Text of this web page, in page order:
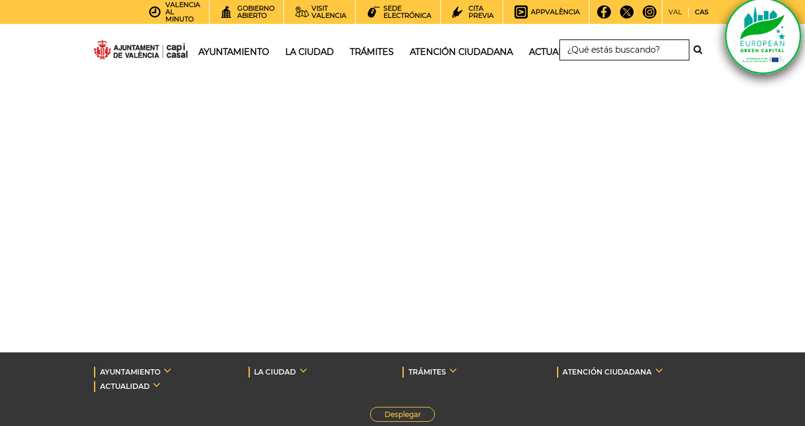
VALENCIA
AL
MINUTO
GOBIERNO
ABIERTO
VISIT
VALENCIA
SEDE
ELECTRÓNICA
CITA
PREVIA
APPVALÈNCIA VAL CAS
AYUNTAMIENTO LA CIUDAD TRÁMITES ATENCIÓN CIUDADANA ACTUALIDAD
AYUNTAMIENTO LA CIUDAD TRÁMITES
ATENCIÓN CIUDADANA
ACTUALIDAD
Desplegar